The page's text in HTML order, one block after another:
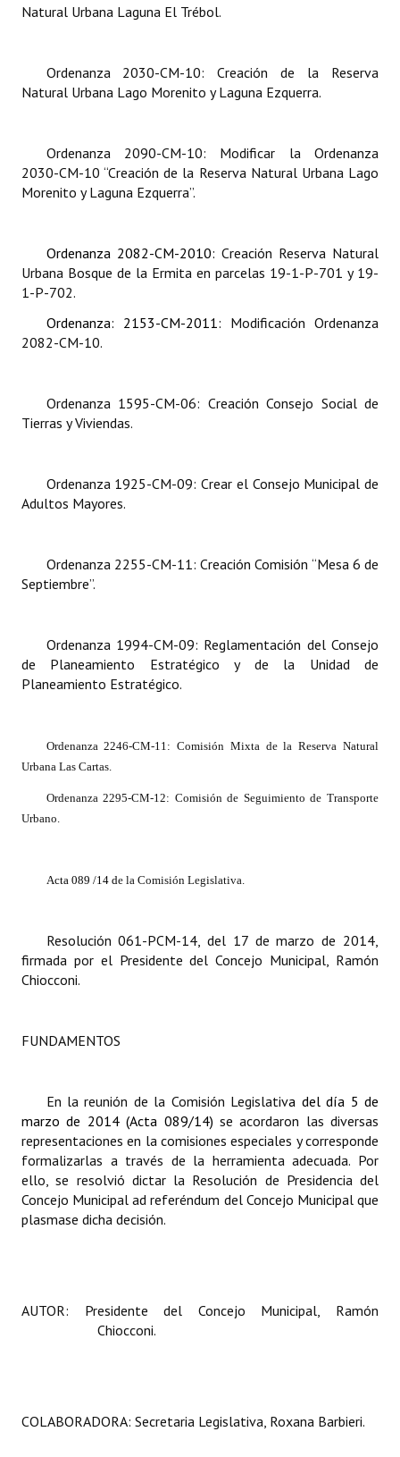
Entrega de distinciones
Natural Urbana Laguna El Trébol.
Ordenanza 2030-CM-10:Creación de la Reserva
Natural Urbana Lago Morenito y Laguna Ezquerra.
Ordenanza 2090-CM-10: Modificar la Ordenanza
2030-CM-10 “Creación de la Reserva Natural Urbana Lago
Morenito y Laguna Ezquerra”.
Ordenanza 2082-CM-2010: Creación Reserva Natural
Urbana Bosque de la Ermita en parcelas 19-1-P-701 y 19-
1-P-702.
Ordenanza: 2153-CM-2011: Modificación Ordenanza
2082-CM-10.
Ordenanza 1595-CM-06: Creación Consejo Social de
Tierras y Viviendas.
Ordenanza 1925-CM-09:Crear el Consejo Municipal de
Adultos Mayores.
Ordenanza 2255-CM-11:Creación Comisión “Mesa 6 de
Septiembre”.
Ordenanza 1994-CM-09: Reglamentación del Consejo
de Planeamiento Estratégico y de la Unidad de
Planeamiento Estratégico.
Ordenanza 2246-CM-11:Comisión Mixta de laReserva Natural
Urbana Las Cartas.
Ordenanza 2295-CM-12: Comisión de Seguimiento de Transporte
Urbano.
Acta 089 /14 de la Comisión Legislativa.
Resolución 061-PCM-14, del 17 de marzo de 2014,
firmada por el Presidente del Concejo Municipal, Ramón
Chiocconi.
FUNDAMENTOS
En la reunión de la Comisión Legislativa del día 5 de
marzo de 2014 (Acta 089/14) se acordaron las diversas
representaciones en la comisiones especiales y corresponde
formalizarlas a través de la herramienta adecuada. Por
ello, se resolvió dictar la Resolución de Presidencia del
Concejo Municipal ad referéndum del Concejo Municipal que
plasmase dicha decisión.
AUTOR: Presidente del Concejo Municipal, Ramón
Chiocconi.
COLABORADORA: Secretaria Legislativa, Roxana Barbieri.